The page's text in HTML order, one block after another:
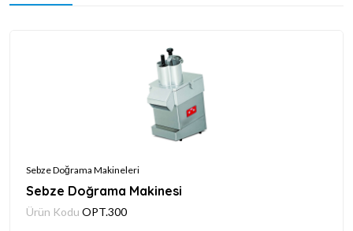
Sebze Doğrama Makineleri
Sebze Doğrama Makinesi
Ürün Kodu OPT.300